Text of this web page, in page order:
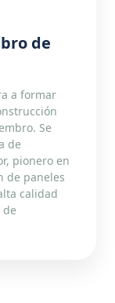
de
a formar
Se
de
pionero en
de paneles
calidad